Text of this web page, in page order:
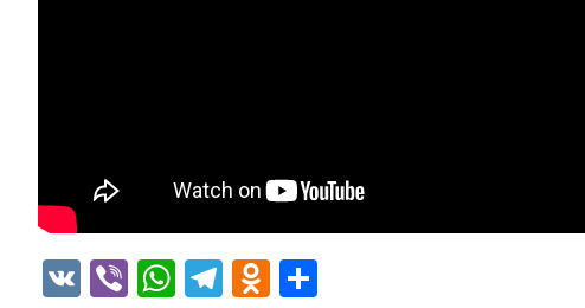
VK ViberWhatsApp
Telegram
Odnoklassniki